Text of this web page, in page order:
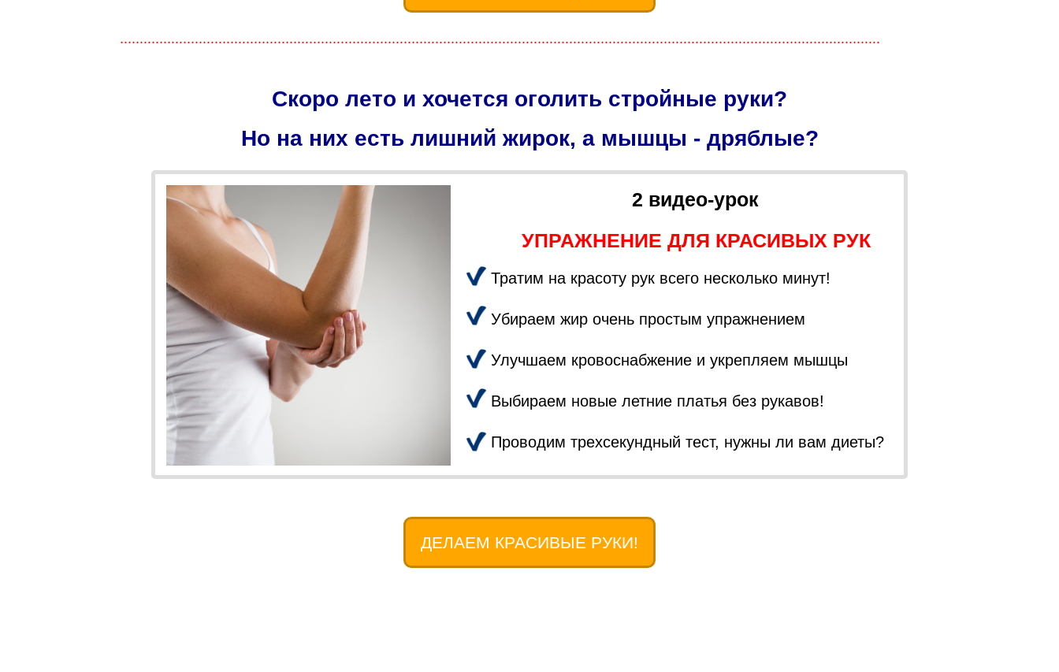
.................................................................................................................................................................................................
Тратим на красоту рук всего несколько минут!
Убираем жир очень простым упражнением
Улучшаем кровоснабжение и укрепляем мышцы
Выбираем новые летние платья без рукавов!
Проводим трехсекундный тест, нужны ли вам диеты?
УПРАЖНЕНИЕ ДЛЯ КРАСИВЫХ РУК
2 видео-урок
Скоро лето и хочется оголить стройные руки?
Но на них есть лишний жирок, а мышцы - дряблые?
ДЕЛАЕМ КРАСИВЫЕ РУКИ!